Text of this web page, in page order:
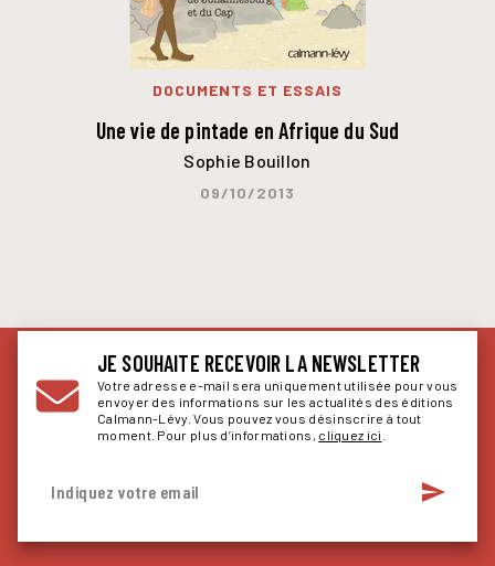
DOCUMENTS ET ESSAIS
Une vie de pintade en Afrique du Sud
Sophie Bouillon
09/10/2013
JE SOUHAITE RECEVOIR LA NEWSLETTER
Votre adresse e-mail sera uniquement utilisée pour vous
envoyer des informations sur les actualités des éditions
Calmann-Lévy. Vous pouvez vous désinscrire à tout
moment. Pour plus d’informations, cliquez ici
Indiquez votre email send